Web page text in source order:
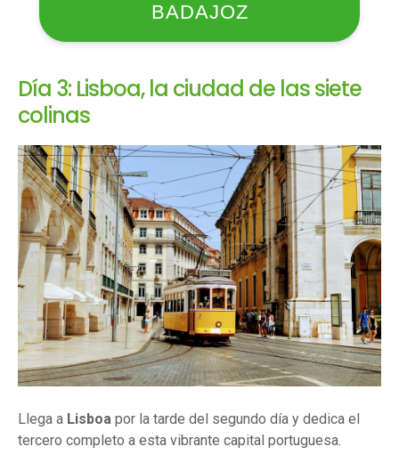
BADAJOZ
Día 3: Lisboa, la ciudad de las siete
colinas
Llega a Lisboa por la tarde del segundo día y dedica el
tercero completo a esta vibrante capital portuguesa.